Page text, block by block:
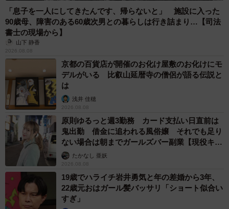
「息子を一人にしてきたんです、帰らないと」 施設に入った
90歳母、障害のある60歳次男との暮らしは行き詰まり…【司法
書士の現場から】
山下 静香
2026.08.08
京都の百貨店が開催のお化け屋敷のお化けにモ
デルがいる 比叡山延暦寺の僧侶が語る伝説と
は
浅井 佳穂
2026.08.08
原則ゆるっと週3勤務 カード支払い日直前は
鬼出勤 借金に追われる風俗嬢 それでも足り
ない場合は朝までガールズバー副業【現役キャ
ストに取材】
たかなし 亜妖
2026.08.08
19歳でハライチ岩井勇気と年の差婚から3年、
22歳元おはガール髪バッサリ「ショート似合い
すぎ」